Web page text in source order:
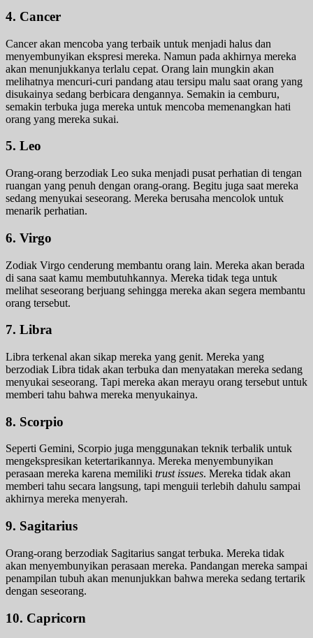
4. Cancer
Cancer akan mencoba yang terbaik untuk menjadi halus dan
menyembunyikan ekspresi mereka. Namun pada akhirnya mereka
akan menunjukkanya terlalu cepat. Orang lain mungkin akan
melihatnya mencuri-curi pandang atau tersipu malu saat orang yang
disukainya sedang berbicara dengannya. Semakin ia cemburu,
semakin terbuka juga mereka untuk mencoba memenangkan hati
orang yang mereka sukai.
5. Leo
Orang-orang berzodiak Leo suka menjadi pusat perhatian di tengan
ruangan yang penuh dengan orang-orang. Begitu juga saat mereka
sedang menyukai seseorang. Mereka berusaha mencolok untuk
menarik perhatian.
6. Virgo
Zodiak Virgo cenderung membantu orang lain. Mereka akan berada
di sana saat kamu membutuhkannya. Mereka tidak tega untuk
melihat seseorang berjuang sehingga mereka akan segera membantu
orang tersebut.
7. Libra
Libra terkenal akan sikap mereka yang genit. Mereka yang
berzodiak Libra tidak akan terbuka dan menyatakan mereka sedang
menyukai seseorang. Tapi mereka akan merayu orang tersebut untuk
memberi tahu bahwa mereka menyukainya.
8. Scorpio
Seperti Gemini, Scorpio juga menggunakan teknik terbalik untuk
mengekspresikan ketertarikannya. Mereka menyembunyikan
perasaan mereka karena memiliki trust issues. Mereka tidak akan
memberi tahu secara langsung, tapi menguii terlebih dahulu sampai
akhirnya mereka menyerah.
9. Sagitarius
Orang-orang berzodiak Sagitarius sangat terbuka. Mereka tidak
akan menyembunyikan perasaan mereka. Pandangan mereka sampai
penampilan tubuh akan menunjukkan bahwa mereka sedang tertarik
dengan seseorang.
10. Capricorn